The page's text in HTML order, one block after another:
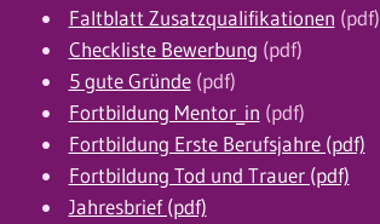
Faltblatt Zusatzqualifikationen (pdf)
Checkliste Bewerbung (pdf)
5 gute Gründe(pdf)
Fortbildung Mentor_in (pdf)
Fortbildung Erste Berufsjahre (pdf)
Fortbildung Tod und Trauer (pdf)
Jahresbrief (pdf)